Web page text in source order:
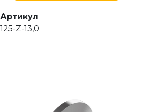
Артикул
125-Z-13,0